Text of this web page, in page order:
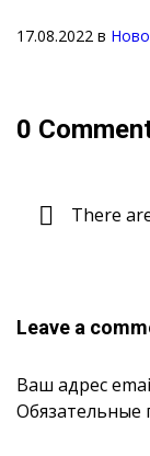
17.08.2022 в
0
There
Leave a
Ваш адрес
Обязательные